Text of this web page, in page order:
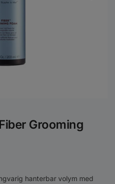
Grooming
hanterbar volym med